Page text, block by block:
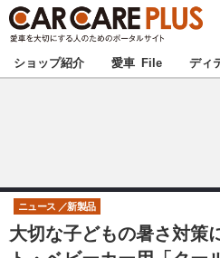
★カーケアプラス認定★ 厳選
甲信越
東海
ショップ紹介 愛車 File ディ
大切な子どもの暑さ対策
ニュース 新製品